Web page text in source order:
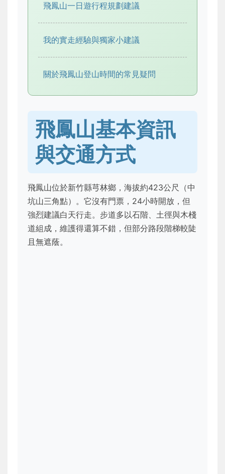
飛鳳山一日遊行程規劃建議
我的實走經驗與獨家小建議
關於飛鳳山登山時間的常見疑問
飛鳳山基本資訊
與交通方式
飛鳳山位於新竹縣芎林鄉，海拔約423公尺（中
坑山三角點）。它沒有門票，24小時開放，但
強烈建議白天行走。步道多以石階、土徑與木棧
道組成，維護得還算不錯，但部分路段階梯較陡
且無遮蔭。